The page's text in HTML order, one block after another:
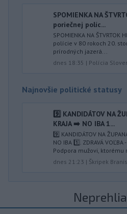
SPOMIENKA NA
poriečnej políc...
SPOMIENKA NA
polície v 80 rokoch 20.
prírodných jazerá...
dnes 18:35 | Polícia
Najnovšie politické statusy
9️⃣ KANDIDÁTOV NA
KRAJA ➡️ NO IBA 1️...
9️⃣ KANDIDÁTOV NA
NO IBA 1️⃣. ZDRAVÁ VOĽBA -
Podpora mužovi, ktorému
dnes 21:23 | Škripek